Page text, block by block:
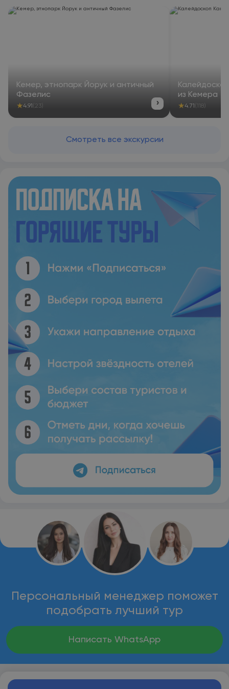
Кемер, этнопарк Йорук и античный
Фазелис
★4.91 (23) ›
из Кемера
★4.71 (118)
Смотреть все экскурсии
Персональный менеджер поможет
подобрать лучший тур
Написать WhatsApp